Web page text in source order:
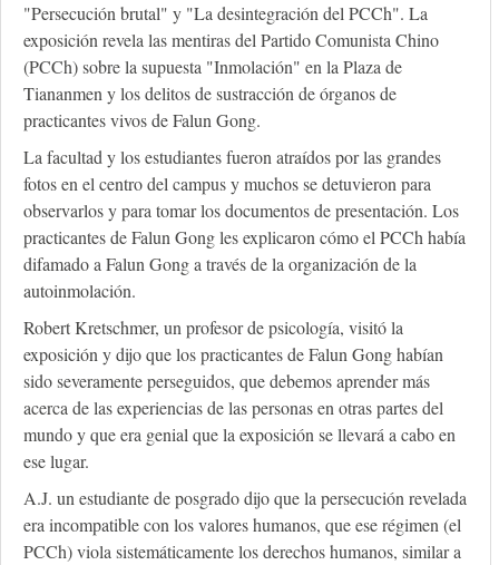
"Persecución brutal" y "La desintegración del PCCh". La
exposición revela las mentiras del Partido Comunista Chino
(PCCh) sobre la supuesta "Inmolación" en la Plaza de
Tiananmen y los delitos de sustracción de órganos de
practicantes vivos de Falun Gong.
La facultad y los estudiantes fueron atraídos por las grandes
fotos en el centro del campus y muchos se detuvieron para
observarlos y para tomar los documentos de presentación. Los
practicantes de Falun Gong les explicaron cómo el PCCh había
difamado a Falun Gong a través de la organización de la
autoinmolación.
Robert Kretschmer, un profesor de psicología, visitó la
exposición y dijo que los practicantes de Falun Gong habían
sido severamente perseguidos, que debemos aprender más
acerca de las experiencias de las personas en otras partes del
mundo y que era genial que la exposición se llevará a cabo en
ese lugar.
A.J. un estudiante de posgrado dijo que la persecución revelada
era incompatible con los valores humanos, que ese régimen (el
PCCh) viola sistemáticamente los derechos humanos, similar a